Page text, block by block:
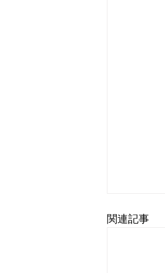
関連記事